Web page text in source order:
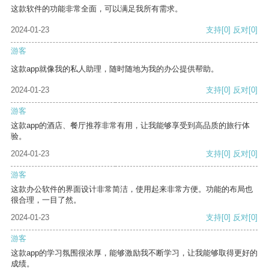
这款软件的功能非常全面，可以满足我所有需求。
2024-01-23 支持[0] 反对[0]
游客
这款app就像我的私人助理，随时随地为我的办公提供帮助。
2024-01-23 支持[0] 反对[0]
游客
这款app的酒店、餐厅推荐非常有用，让我能够享受到高品质的旅行体
验。
2024-01-23
支持[0] 反对[0]
游客
这款办公软件的界面设计非常简洁，使用起来非常方便。功能的布局也
很合理，一目了然。
2024-01-23
支持[0] 反对[0]
游客
这款app的学习氛围很浓厚，能够激励我不断学习，让我能够取得更好的
成绩。